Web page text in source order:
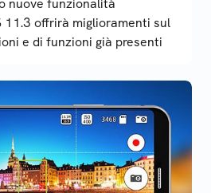
nuove funzionalità
11.3 offrirà miglioramenti sul
e di funzioni già presenti